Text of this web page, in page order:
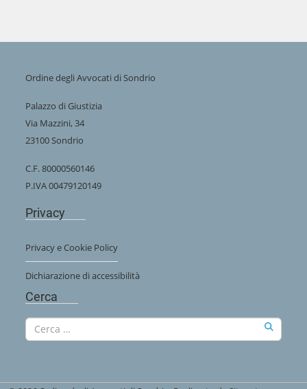
Ordine degli Avvocati di Sondrio
Palazzo di Giustizia
Via Mazzini, 34
23100 Sondrio
C.F. 80000560146
P.IVA 00479120149
Privacy
Privacy e Cookie Policy
Dichiarazione di accessibilità
Cerca